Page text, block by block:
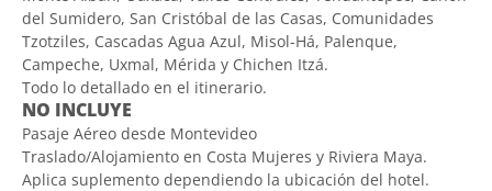
del Sumidero, San Cristóbal de las Casas, Comunidades
Tzotziles, Cascadas Agua Azul, Misol-Há, Palenque,
Campeche, Uxmal, Mérida y Chichen Itzá.
Todo lo detallado en el itinerario.
NO INCLUYE
Pasaje Aéreo desde Montevideo
Traslado/Alojamiento en Costa Mujeres y Riviera Maya.
Aplica suplemento dependiendo la ubicación del hotel.